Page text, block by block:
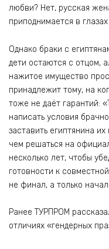
любви? Нет, русская
приподнимается в
Однако браки с
дети остаются с отцом,
нажитое имущество
принадлежит тому, на
тоже не даёт гарантий:
написать условия
заставить египтянина
чем решаться на
несколько лет, чтобы
готовности к
не финал, а только
Ранее ТУРПРОМ
отличиях «гендерных